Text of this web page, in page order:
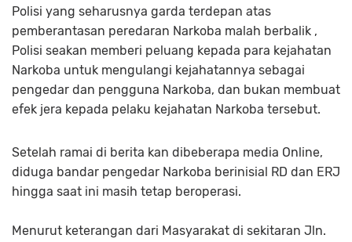
Polisi yang seharusnya garda terdepan atas
pemberantasan peredaran Narkoba malah berbalik ,
Polisi seakan memberi peluang kepada para kejahatan
Narkoba untuk mengulangi kejahatannya sebagai
pengedar dan pengguna Narkoba, dan bukan membuat
efek jera kepada pelaku kejahatan Narkoba tersebut.
Setelah ramai di berita kan dibeberapa media Online,
diduga bandar pengedar Narkoba berinisial RD dan ERJ
hingga saat ini masih tetap beroperasi.
Menurut keterangan dari Masyarakat di sekitaran Jln.